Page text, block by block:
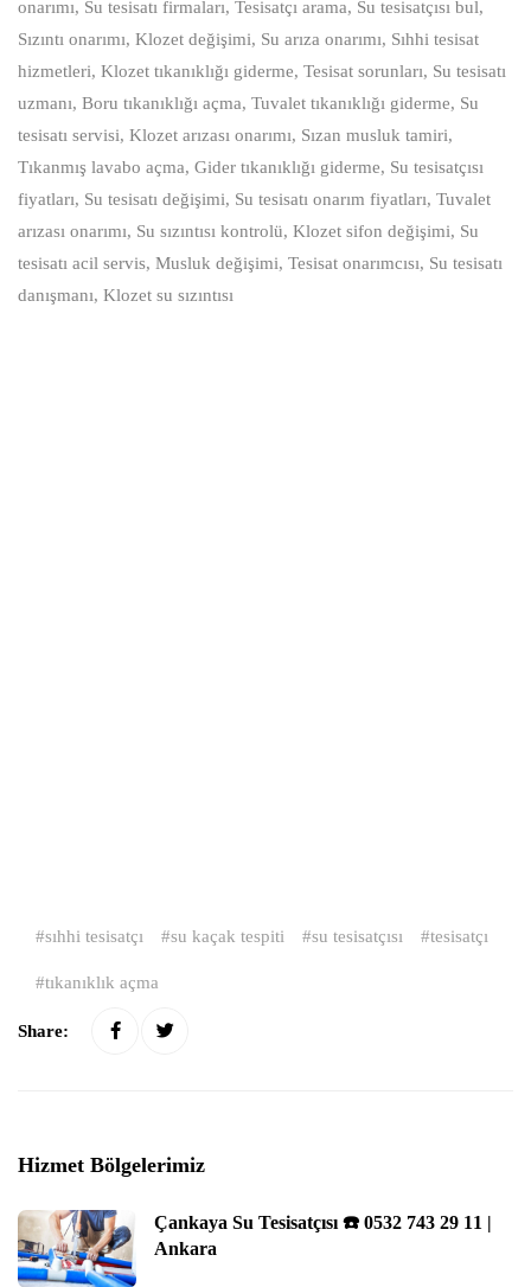
onarımı, Su tesisatı firmaları, Tesisatçı arama, Su tesisatçısı bul,
Sızıntı onarımı, Klozet değişimi, Su arıza onarımı, Sıhhi tesisat
hizmetleri, Klozet tıkanıklığı giderme, Tesisat sorunları, Su tesisatı
uzmanı, Boru tıkanıklığı açma, Tuvalet tıkanıklığı giderme, Su
tesisatı servisi, Klozet arızası onarımı, Sızan musluk tamiri,
Tıkanmış lavabo açma, Gider tıkanıklığı giderme, Su tesisatçısı
fiyatları, Su tesisatı değişimi, Su tesisatı onarım fiyatları, Tuvalet
arızası onarımı, Su sızıntısı kontrolü, Klozet sifon değişimi, Su
tesisatı acil servis, Musluk değişimi, Tesisat onarımcısı, Su tesisatı
danışmanı, Klozet su sızıntısı
sıhhi tesisatçı su kaçak tespiti su tesisatçısı tesisatçı
tıkanıklık açma
Share:
Hizmet Bölgelerimiz
Çankaya Su Tesisatçısı ☎️ 0532 743 29 11 |
Ankara